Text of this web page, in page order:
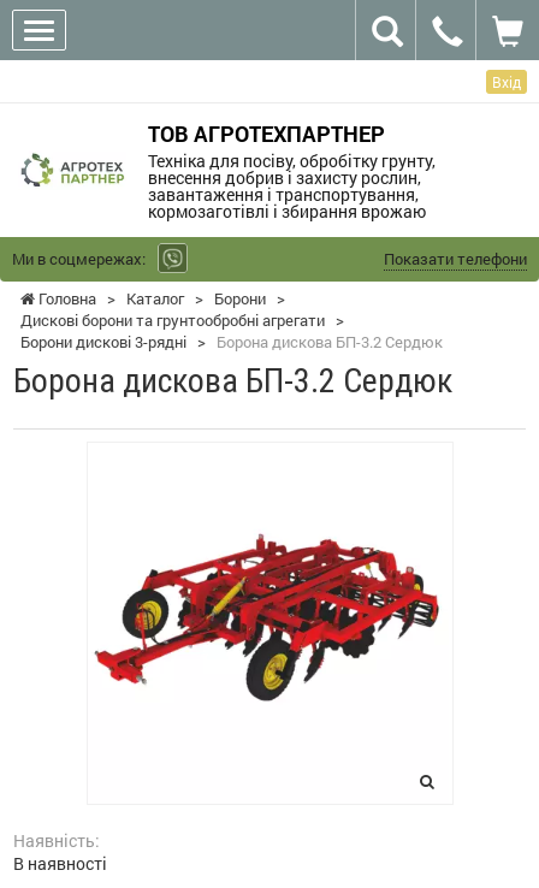
Вхід
ТОВ АГРОТЕХПАРТНЕР
Техніка для посіву, обробітку грунту,
внесення добрив і захисту рослин,
завантаження і транспортування,
кормозаготівлі і збирання врожаю
Ми в соцмережах:
Показати телефони
Головна > Каталог > Борони >
Дискові борони та грунтообробні агрегати >
Борони дискові 3-рядні > Борона дискова БП-3.2 Сердюк
Борона дискова БП-3.2 Сердюк
Наявність:
В наявності